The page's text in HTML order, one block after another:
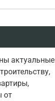
актуальные
от